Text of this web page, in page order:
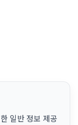
일반 정보 제공